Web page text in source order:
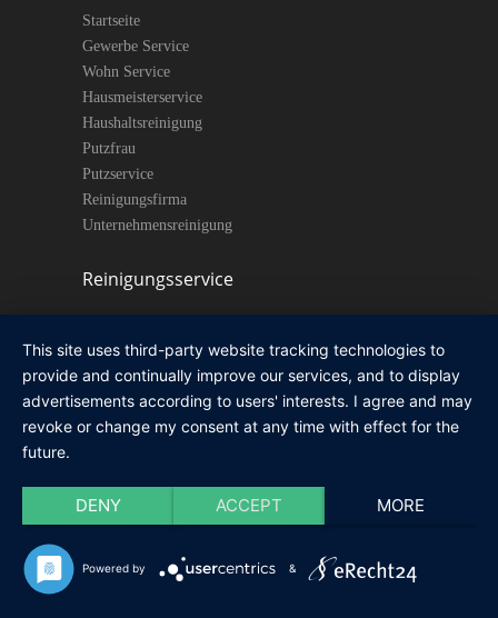
Startseite
Gewerbe Service
Wohn Service
Hausmeisterservice
Haushaltsreinigung
Putzfrau
Putzservice
Reinigungsfirma
Unternehmensreinigung
Reinigungsservice
Firmenreinigung Köln
Gladbach Putzfirma
Odenthal Putzfrau
Reinigungsservice Kürten
Köln Boot Reinigung
Teppichreinigung Köln
Einsatzgebiete
This site uses third-party website tracking technologies to
provide and continually improve our services, and to display
advertisements according to users' interests. I agree and may
revoke or change my consent at any time with effect for the
future.
DENY ACCEPT MORE
Powered by &